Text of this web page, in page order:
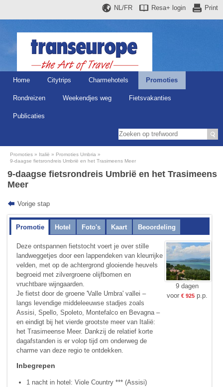
Print
Resa+ login
NL/FR
Home Citytrips Charmehotels Promoties
Rondreizen Weekendjes weg Fietsvakanties
Publicaties
Promoties Italië
Promoties Umbria
9-daagse fietsrondreis Umbrië en het Trasimeens Meer
9-daagse fietsrondreis Umbrië en het Trasimeens
Meer
Vorige stap
Promotie Hotel Foto's Kaart Beoordeling
Deze ontspannen fietstocht voert je over stille
landweggetjes door een lappendeken van kleurrijke
velden, met op de achtergrond glooiende heuvels
begroeid met zilvergroene olijfbomen en
vruchtbare wijngaarden.
Je fietst door de groene 'Valle Umbra' vallei –
langs levendige middeleeuwse stadjes zoals
Assisi, Spello, Spoleto, Montefalco en Bevagna –
en eindigt bij het vierde grootste meer van Italië:
het Trasimeense Meer. Dankzij de relatief korte
dagafstanden is er volop tijd om onderweg de
charme van deze regio te ontdekken.
Inbegrepen
1 nacht in hotel: Viole Country *** (Assisi)
9 dagen
voor € 925p.p.